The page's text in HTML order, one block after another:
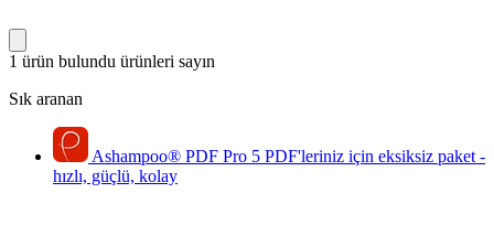
1 ürün bulundu ürünleri sayın
Sık aranan
Ashampoo® PDF Pro 5 PDF'leriniz için eksiksiz paket -
hızlı, güçlü, kolay